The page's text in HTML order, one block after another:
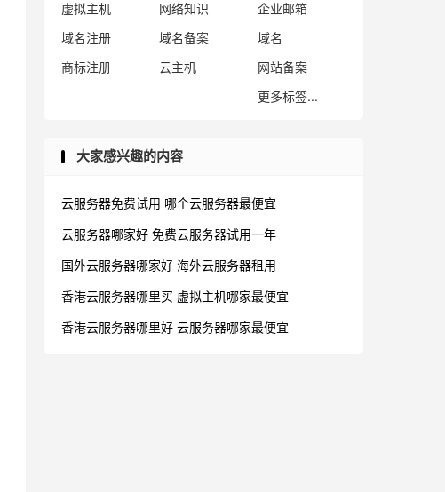
虚拟主机
网络知识
企业邮箱
域名注册
域名备案
域名
商标注册
云主机
网站备案
更多标签...
大家感兴趣的内容
云服务器免费试用 哪个云服务器最便宜
云服务器哪家好 免费云服务器试用一年
国外云服务器哪家好 海外云服务器租用
香港云服务器哪里买 虚拟主机哪家最便宜
香港云服务器哪里好 云服务器哪家最便宜